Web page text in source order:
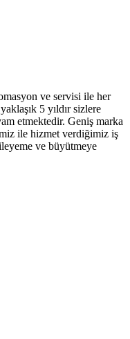
ve servisi ile her
5 yıldır sizlere
etmektedir. Geniş marka
ile hizmet verdiğimiz iş
ve büyütmeye